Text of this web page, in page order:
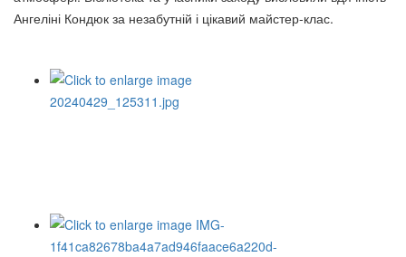
Ангеліні Кондюк за незабутній і цікавий майстер-клас.